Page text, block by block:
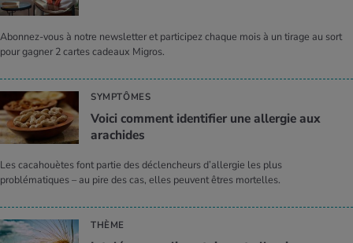
Abonnez-vous à notre newsletter et participez chaque mois à un tirage au sort
pour gagner 2 cartes cadeaux Migros.
SYMPTÔMES
Voici comment identifier une allergie aux
arachides
Les cacahouètes font partie des déclencheurs d’allergie les plus
problématiques – au pire des cas, elles peuvent êtres mortelles.
THÈME